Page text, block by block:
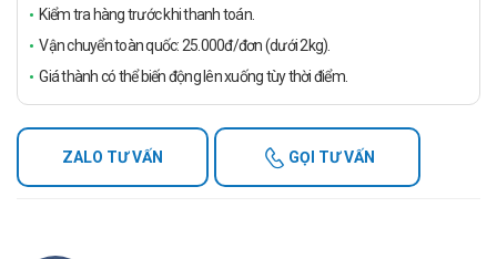
Kiểm tra hàng trước khi thanh toán.
Vận chuyển toàn quốc: 25.000đ/đơn (dưới 2kg).
Giá thành có thể biến động lên xuống tùy thời điểm.
ZALO TƯ VẤN GỌI TƯ VẤN